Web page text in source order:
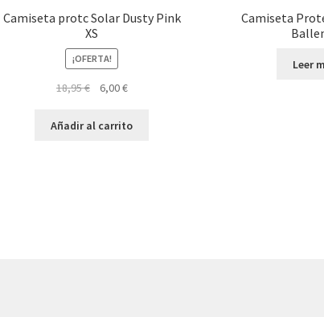
Camiseta protc Solar Dusty Pink
XS
¡OFERTA!
18,95€
original
6,00€El
actual
Añadir al carrito
Camiseta
Leer